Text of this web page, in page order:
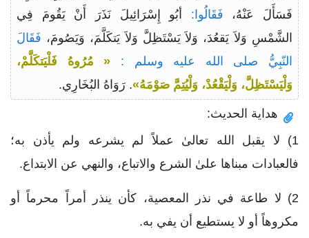
فَسَأَلَ عَنْهُ، فَقَالُوا: أبُو إِسْرَائِيلَ نَذَرَ أَنْ يَقُومَ فِي
الشَّمْسِ وَلاَ يَقعُدَ، وَلاَ يَسْتَظِلَّ وَلاَ يَتكَلَّمَ، وَيَصُومَ، فَقَالَ
النّبِيُّ صلى الله عليه وسلم :
« مُرُوهُ فَلْيَتكَلَّمْ،
وَلْيَسْتَظِلَّ، وَلْيَقْعُدْ، وَلْيُتِمَّ صَوْمَهُ». رَوَاهُ البُخَارِي.
هداية الحديث:
1) لا يقبل الله تعالىٰ عملاً لم يشرعه ولم يأذن به؛
فالعبادات مبناها علىٰ الشرع والاتباع، والنهي عن الابتداع.
2) لا طاعة في نذر المعصية، كأن ينذر أمراً محرماً أو
مكروهاً أو لا يستطيع أن يفي به.